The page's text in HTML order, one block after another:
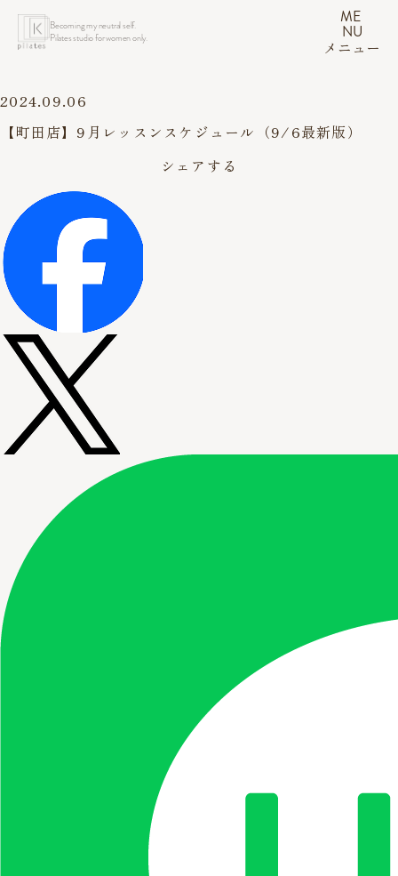
Becoming my neutral self.
Pilates studio for women only.
ME
NU
メニュー
2024.09.06
【町田店】9月レッスンスケジュール（9/6最新版）
シェアする